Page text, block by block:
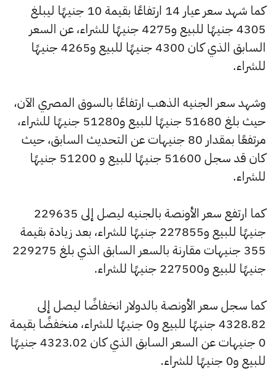
كما شهد سعر عيار 14 ارتفاعًا بقيمة 10 جنيهًا ليبلغ
4305 جنيهًا للبيع و4275 جنيهًا للشراء، عن السعر
السابق الذي كان 4300 جنيهًا للبيع و4265 جنيهًا
للشراء.
وشهد سعر الجنيه الذهب ارتفاعًا بالسوق المصري الآن،
حيث بلغ 51680 جنيهًا للبيع و51280 جنيهًا للشراء،
مرتفعًا بمقدار 80 جنيهات عن التحديث السابق، حيث
كان قد سجل 51600 جنيهًا للبيع و 51200 جنيهًا
للشراء.
كما ارتفع سعر الأونصة بالجنيه ليصل إلى 229635
جنيهًا للبيع و227855 جنيهًا للشراء، بعد زيادة بقيمة
355 جنيهات مقارنة بالسعر السابق الذي بلغ 229275
جنيهًا للبيع و227500 جنيهًا للشراء.
كما سجل سعر الأونصة بالدولار انخفاضًا ليصل إلى
4328.82 جنيهًا للبيع و0 جنيهًا للشراء، منخفضًا بقيمة
0 جنيهات عن السعر السابق الذي كان 4323.02 جنيهًا
للبيع و0 جنيهًا للشراء.